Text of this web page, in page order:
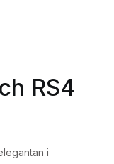
RS4
i